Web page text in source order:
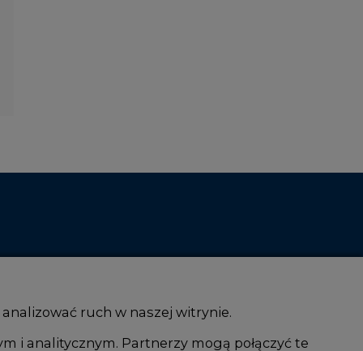
ruch w naszej witrynie.
i analitycznym. Partnerzy mogą połączyć te